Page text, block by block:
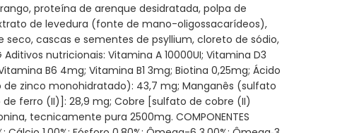
proteína de arenque desidratada, polpa de
de levedura (fonte de mano-oligossacarídeos),
seco, cascas e sementes de psyllium, cloreto de sódio,
nutricionais: Vitamina A 10000UI; Vitamina D3
B6 4mg; Vitamina B1 3mg; Biotina 0,25mg; Ácido
zinco monohidratado): 43,7 mg; Manganês (sulfato
ferro (II)]: 28,9 mg; Cobre [sulfato de cobre (II)
tecnicamente pura 2500mg. COMPONENTES